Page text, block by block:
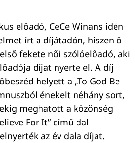
előadó, CeCe Winans idén
írt a díjátadón, hiszen ő
fekete női szólóelőadó, aki
díjat nyerte el. A díj
helyett a „To God Be
énekelt néhány sort,
meghatott a közönség
For It” című dal
az év dala díjat.